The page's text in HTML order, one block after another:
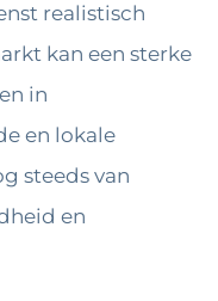
realistisch
kan een sterke
in
en lokale
steeds van
en